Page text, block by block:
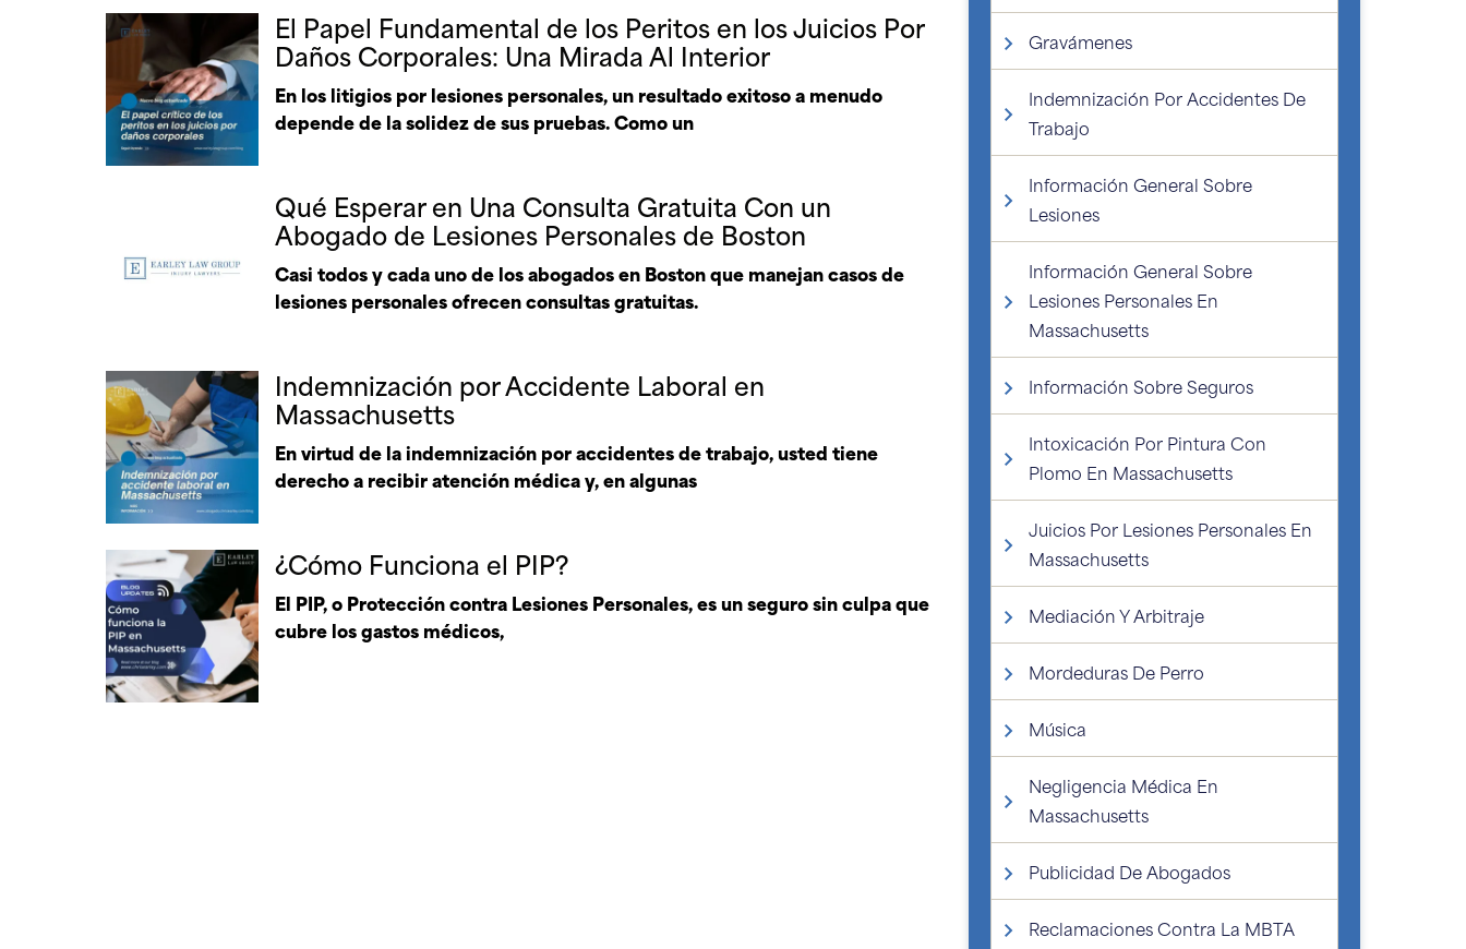
El Papel Fundamental de los Peritos en los Juicios Por
Daños Corporales: Una Mirada Al Interior
En los litigios por lesiones personales, un resultado exitoso a menudo
depende de la solidez de sus pruebas. Como un
Qué Esperar en Una Consulta Gratuita Con un
Abogado de Lesiones Personales de Boston
Casi todos y cada uno de los abogados en Boston que manejan casos de
lesiones personales ofrecen consultas gratuitas.
Indemnización por Accidente Laboral en
Massachusetts
En virtud de la indemnización por accidentes de trabajo, usted tiene
derecho a recibir atención médica y, en algunas
¿Cómo Funciona el PIP?
El PIP, o Protección contra Lesiones Personales, es un seguro sin culpa que
cubre los gastos médicos,
Gravámenes
Indemnización Por Accidentes De
Trabajo
Información General Sobre
Lesiones
Información General Sobre
Lesiones Personales En
Massachusetts
Información Sobre Seguros
Intoxicación Por Pintura Con
Plomo En Massachusetts
Juicios Por Lesiones Personales En
Massachusetts
Mediación Y Arbitraje
Mordeduras De Perro
Música
Negligencia Médica En
Massachusetts
Publicidad De Abogados
Reclamaciones Contra La MBTA